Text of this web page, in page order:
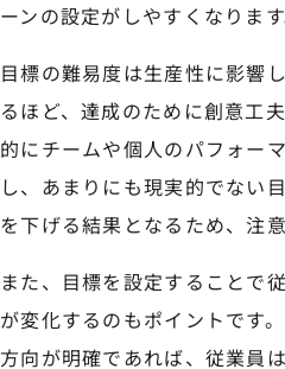
ーンの設定がしやすくなります
目標の難易度は生産性に影響
るほど、達成のために創意工
的にチームや個人のパフォー
し、あまりにも現実的でない
を下げる結果となるため、注意
また、目標を設定することで
が変化するのもポイントです
方向が明確であれば、従業員